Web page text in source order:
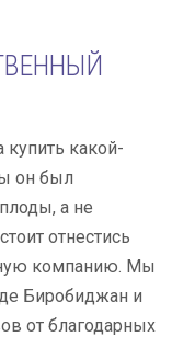
купить какой-
он был
а не
отнестись
компанию. Мы
Биробиджан и
от благодарных